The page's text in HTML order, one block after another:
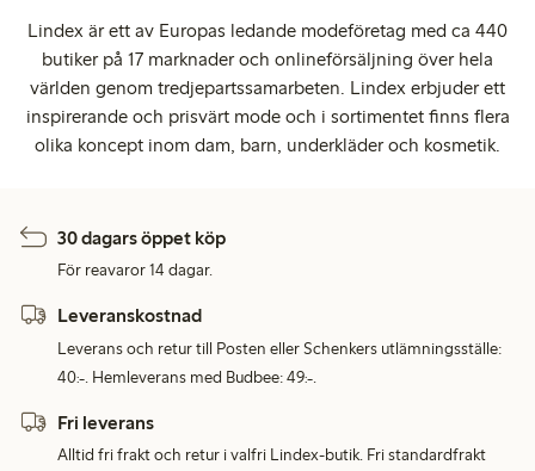
Lindex är ett av Europas ledande modeföretag med ca 440
butiker på 17 marknader och onlineförsäljning över hela
världen genom tredjepartssamarbeten. Lindex erbjuder ett
inspirerande och prisvärt mode och i sortimentet finns flera
olika koncept inom dam, barn, underkläder och kosmetik.
30 dagars öppet köp
För reavaror 14 dagar.
Leveranskostnad
Leverans och retur till Posten eller Schenkers utlämningsställe:
40:-. Hemleverans med Budbee: 49:-.
Fri leverans
Alltid fri frakt och retur i valfri Lindex-butik. Fri standardfrakt